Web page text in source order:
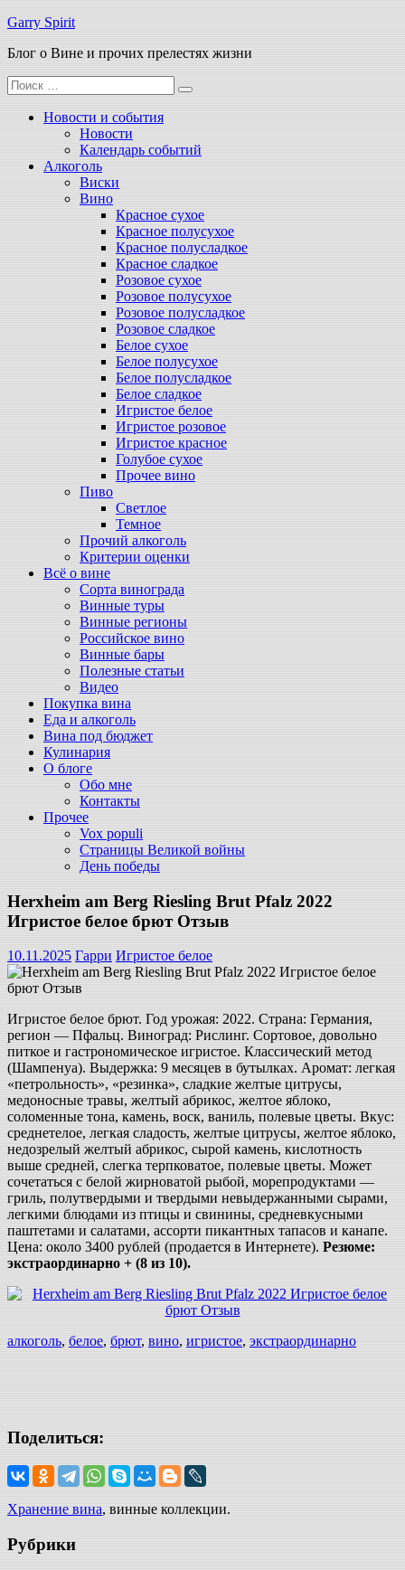
Перейти
содержимому
Garry Spirit
Блог о Вине и прочих прелестях жизни
Поиск
для:
Новости и события
Новости
Календарь событий
Алкоголь
Виски
Вино
Красное сухое
Красное полусухое
Красное полусладкое
Красное сладкое
Розовое сухое
Розовое полусухое
Розовое полусладкое
Розовое сладкое
Белое сухое
Белое полусухое
Белое полусладкое
Белое сладкое
Игристое белое
Игристое розовое
Игристое красное
Голубое сухое
Прочее вино
Пиво
Светлое
Темное
Прочий алкоголь
Критерии оценки
Всё о вине
Сорта винограда
Винные туры
Винные регионы
Российское вино
Винные бары
Полезные статьи
Видео
Покупка вина
Еда и алкоголь
Вина под бюджет
Кулинария
О блоге
Обо мне
Контакты
Прочее
Vox populi
Страницы Великой войны
День победы
Herxheim am Berg Riesling Brut Pfalz 2022
Игристое белое брют Отзыв
10.11.2025 Гарри Игристое белое
Игристое белое брют. Год урожая: 2022. Страна: Германия,
регион — Пфальц. Виноград: Рислинг. Сортовое, довольно
питкое и гастрономическое игристое. Классический метод
(Шампенуа). Выдержка: 9 месяцев в бутылках. Аромат: легкая
«петрольность», «резинка», сладкие желтые цитрусы,
медоносные травы, желтый абрикос, желтое яблоко,
соломенные тона, камень, воск, ваниль, полевые цветы. Вкус:
среднетелое, легкая сладость, желтые цитрусы, желтое яблоко,
недозрелый желтый абрикос, сырой камень, кислотность
выше средней, слегка терпковатое, полевые цветы. Может
сочетаться с белой жирноватой рыбой, морепродуктами —
гриль, полутвердыми и твердыми невыдержанными сырами,
легкими блюдами из птицы и свинины, средневкусными
паштетами и салатами, ассорти пикантных тапасов и канапе.
Цена: около 3400 рублей (продается в Интернете). Резюме:
экстраординарно + (8 из 10).
алкоголь, белое, брют, вино, игристое, экстраординарно
Поделиться:
Хранение вина, винные коллекции.
Рубрики